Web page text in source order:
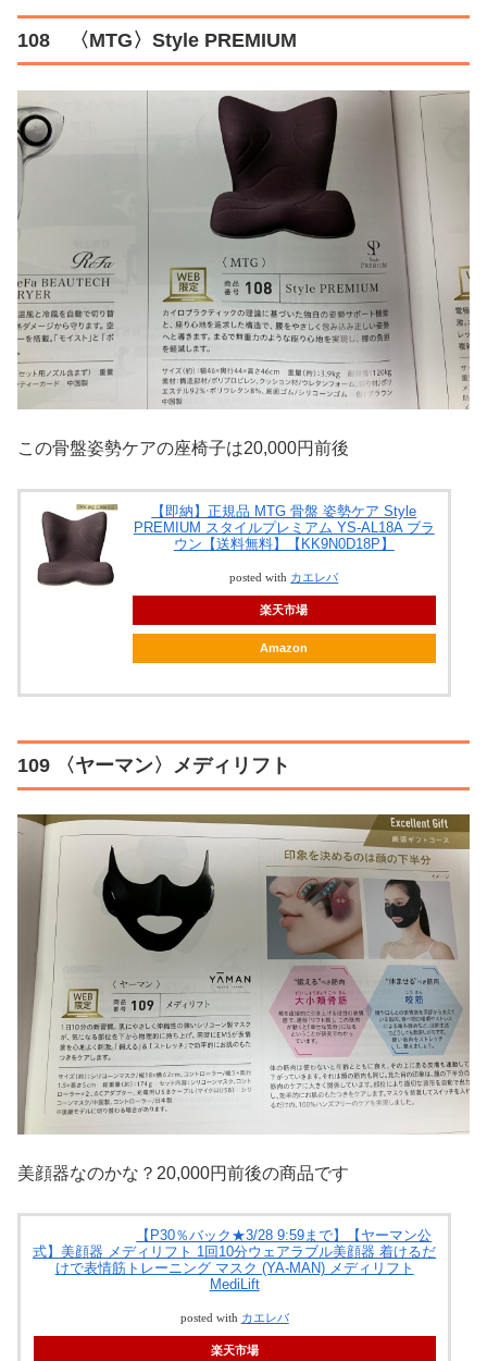
108 〈MTG〉Style PREMIUM
この骨盤姿勢ケアの座椅子は20,000円前後
【即納】正規品 MTG 骨盤 姿勢ケア Style
PREMIUM スタイルプレミアム YS-AL18A ブラ
ウン【送料無料】【KK9N0D18P】
posted with カエレバ
楽天市場
Amazon
109 〈ヤーマン〉メディリフト
美顔器なのかな？20,000円前後の商品です
【P30％バック★3/28 9:59まで】【ヤーマン公
式】美顔器 メディリフト 1回10分ウェアラブル美顔器 着けるだ
けで表情筋トレーニング マスク (YA-MAN) メディリフト
MediLift
posted with カエレバ
楽天市場